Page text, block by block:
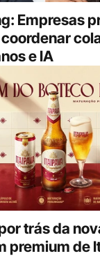
Empresas
e IA
trás da
premium de